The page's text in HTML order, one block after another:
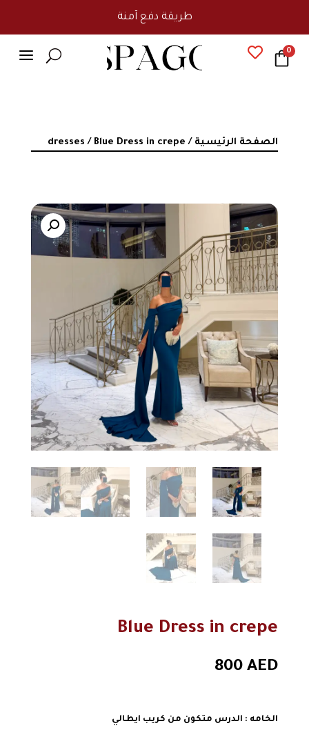
طريقة دفع آمنة
a U  0
الصفحة الرئيسية /
dresses / Blue Dress in crepe
Blue Dress in crepe
800AED
الخامه : الدرس متكون من كريب ايطالي